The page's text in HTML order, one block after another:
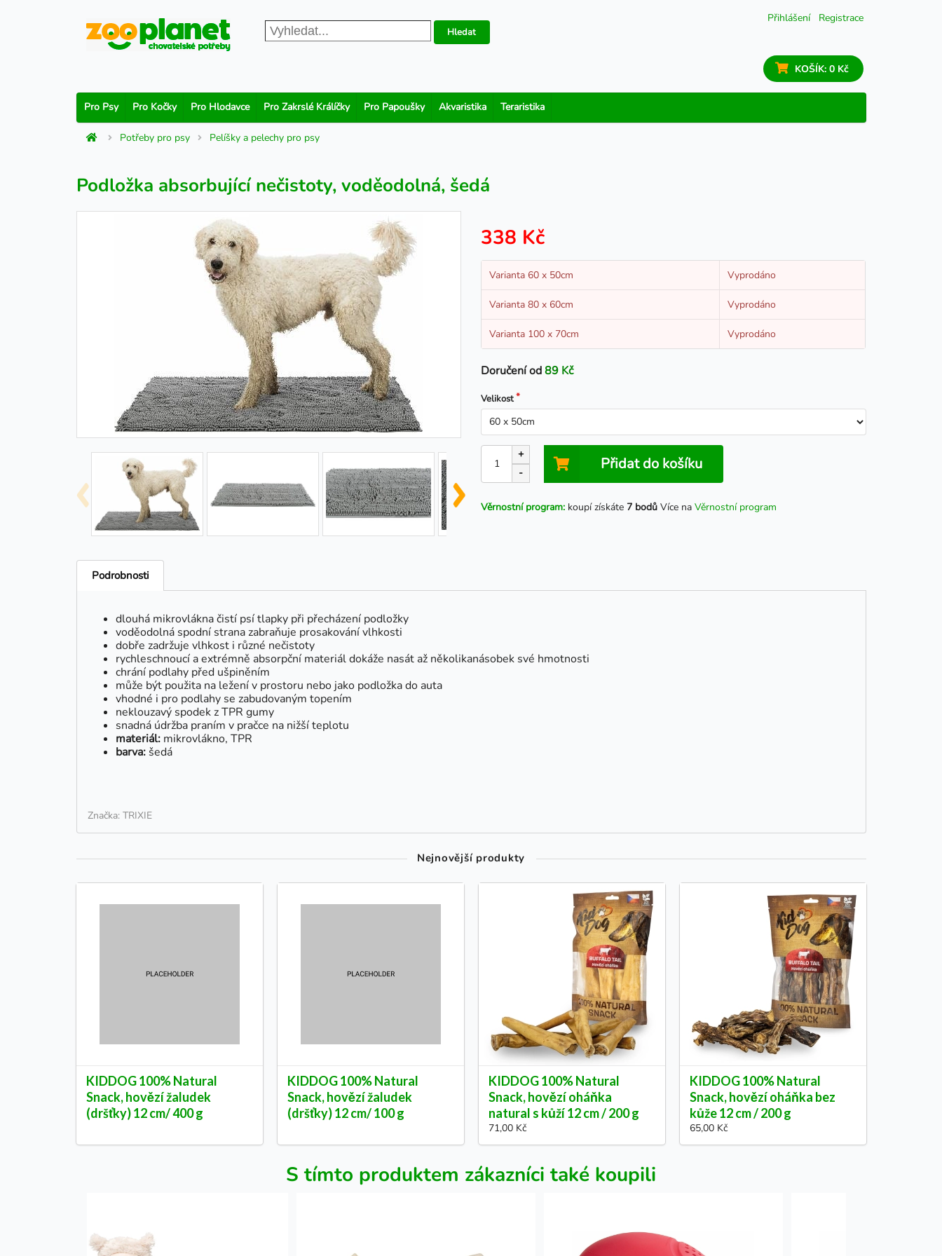
Přihlášení Registrace
Hledat
KOŠÍK: 0 Kč
Pro Psy Pro Kočky Pro Hlodavce Pro Zakrslé Králíčky Pro Papoušky Akvaristika Teraristika
Potřeby pro psy Pelíšky a pelechy pro psy
Podložka absorbující nečistoty, voděodolná, šedá
338 Kč
Varianta 60 x 50cm Vyprodáno
Varianta 80 x 60cm Vyprodáno
Varianta 100 x 70cm Vyprodáno
Doručení od89 Kč
Velikost
+
-
Přidat do košíku
Věrnostní program: koupí získáte 7 bodů Více na Věrnostní program
Podrobnosti
dlouhá mikrovlákna čistí psí tlapky při přecházení podložky
voděodolná spodní strana zabraňuje prosakování vlhkosti
dobře zadržuje vlhkost i různé nečistoty
rychleschnoucí a extrémně absorpční materiál dokáže nasát až několikanásobek své hmotnosti
chrání podlahy před ušpiněním
může být použita na ležení v prostoru nebo jako podložka do auta
vhodné i pro podlahy se zabudovaným topením
neklouzavý spodek z TPR gumy
snadná údržba praním v pračce na nižší teplotu
materiál:mikrovlákno, TPR
barva:šedá
Značka: TRIXIE
Nejnovější produkty
KIDDOG 100% Natural
Snack, hovězí žaludek
(dršťky) 12 cm/ 400 g
KIDDOG 100% Natural
Snack, hovězí žaludek
(dršťky) 12 cm/ 100 g
KIDDOG 100% Natural
Snack, hovězí oháňka
natural s kůží 12 cm / 200 g
71,00 Kč
KIDDOG 100% Natural
Snack, hovězí oháňka bez
kůže 12 cm / 200 g
65,00 Kč
S tímto produktem zákazníci také koupili